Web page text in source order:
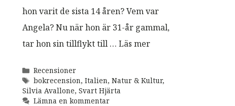
hon varit de sista 14 åren? Vem var
Angela? Nu när hon är 31-år gammal,
tar hon sin tillflykt till …Läs mer
Kategorier
Recensioner
Etiketter
bokrecension,Italien,Natur & Kultur,
Silvia Avallone,Svart Hjärta
Lämna en kommentar